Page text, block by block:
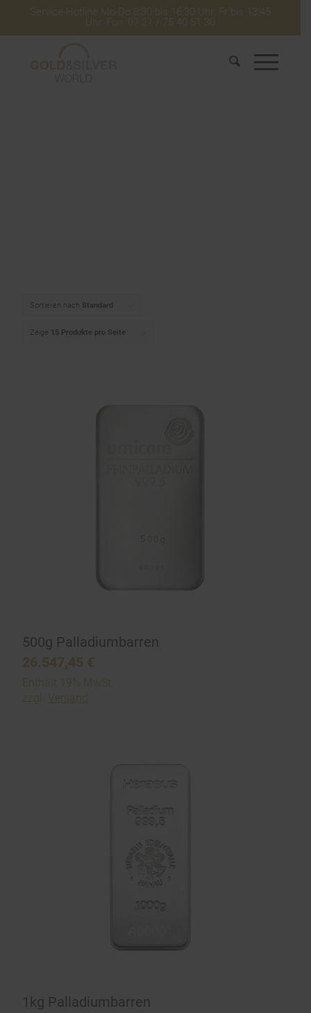
Service-Hotline Mo-Do 8:30 bis 16:30 Uhr. Fr bis 13:45
Uhr. Fon: 07 21 / 75 40 51 30
Sortieren nach Standard
Zeige 15 Produkte pro Seite
500g Palladiumbarren
26.547,45 €
Enthält 19% MwSt.
zzgl.
Versand
1kg Palladiumbarren